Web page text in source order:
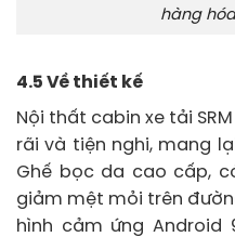
hàng
4.5 Về thiết kế
Nội thất cabin xe tải
rãi và tiện nghi, mang
Ghế bọc da cao cấp,
giảm mệt mỏi trên
hình cảm ứng Android